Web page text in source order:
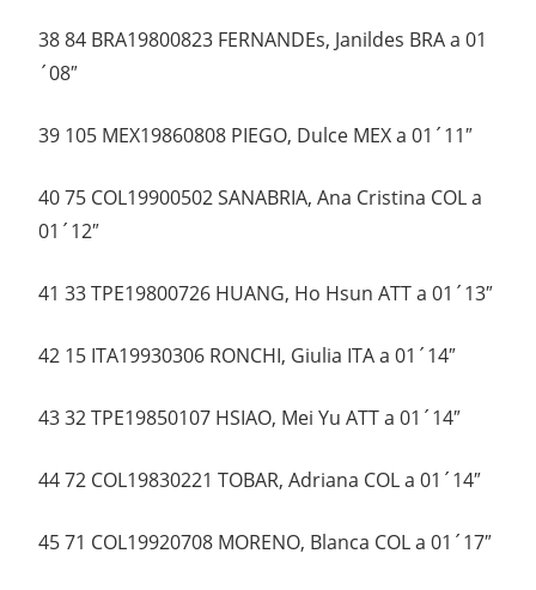
38 84 BRA19800823 FERNANDEs, Janildes BRA a 01
´08″
39 105 MEX19860808 PIEGO, Dulce MEX a 01´11″
40 75 COL19900502 SANABRIA, Ana Cristina COL a
01´12″
41 33 TPE19800726 HUANG, Ho Hsun ATT a 01´13″
42 15 ITA19930306 RONCHI, Giulia ITA a 01´14″
43 32 TPE19850107 HSIAO, Mei Yu ATT a 01´14″
44 72 COL19830221 TOBAR, Adriana COL a 01´14″
45 71 COL19920708 MORENO, Blanca COL a 01´17″